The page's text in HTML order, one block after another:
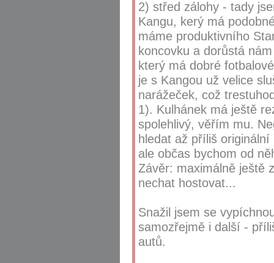
2) střed zálohy - tady
Kangu, kerý má
máme produktivního
koncovku a dorůstá
který má dobré
je s Kangou už velice
narážeček, což
1). Kulhánek má ještě
spolehlivý, věřím mu.
hledat až příliš
ale občas bychom od
Závěr: maximálně ještě
nechat hostovat...
Snažil jsem se
samozřejmě i další -
autů.